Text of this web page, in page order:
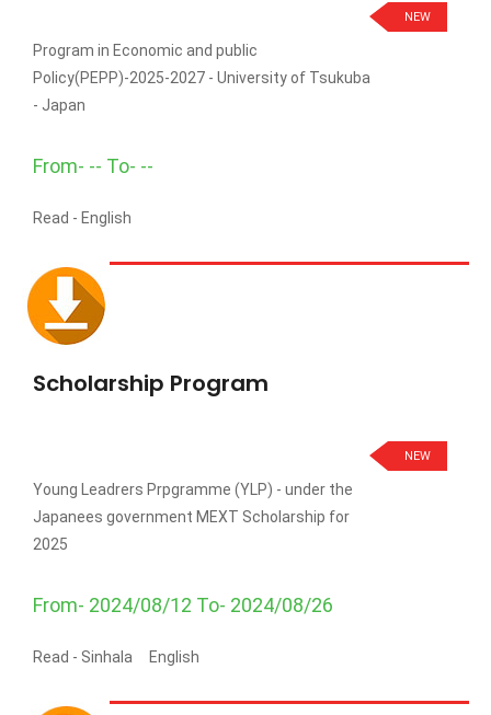
NEW
Program in Economic and public
Policy(PEPP)-2025-2027 - University of Tsukuba
- Japan
From- -- To- --
Read - English
Scholarship Program
NEW
Young Leadrers Prpgramme (YLP) - under the
Japanees government MEXT Scholarship for
2025
From- 2024/08/12 To- 2024/08/26
Read - Sinhala English